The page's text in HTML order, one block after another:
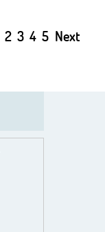
2 3 4 5 Next